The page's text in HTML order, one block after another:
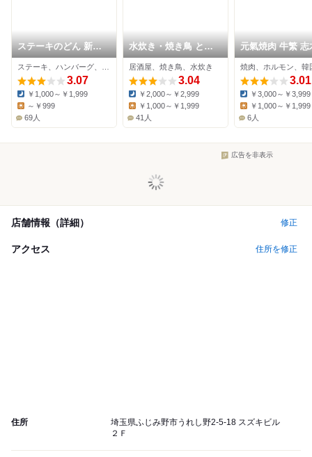
ステーキのどん 新座
店
3.07
Dinner:
￥1,000～￥1,999
Lunch:
～￥999
69人
水炊き・焼き鳥 とり
いちず 志木南口店
居酒屋、焼き鳥、水炊き
3.04
Dinner:
￥2,000～￥2,999
Lunch:
￥1,000～￥1,999
41人
元氣焼肉 牛繁 志
焼肉、ホルモン、韓
3.01
Dinner:
￥3,000～￥3,999
Lunch:
￥1,000～￥1,999
6人
広告を非表示
店舗情報（詳細） 修正
アクセス 住所を修正
住所
埼玉県ふじみ野市うれし野2-5-18 スズキビル
２Ｆ